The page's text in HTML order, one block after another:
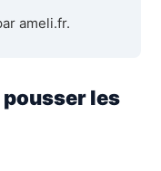
ameli.fr.
pousser les